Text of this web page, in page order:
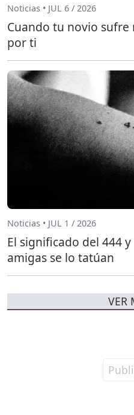
Noticias • JUL 6 / 2026
Cuando tu novio
por ti
Noticias • JUL 1 / 2026
El significado del 444
amigas se lo tatúan
VER